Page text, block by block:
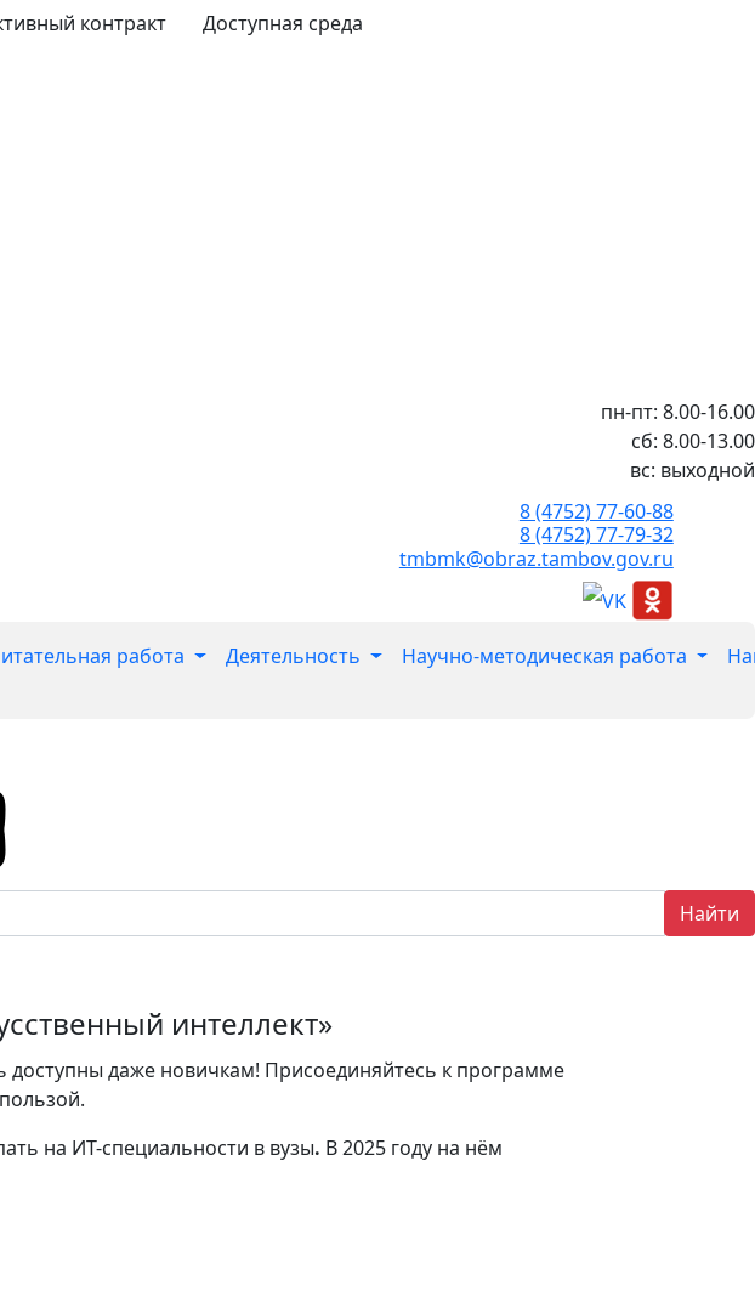
контракт Доступная среда
пн-пт: 8.00-16.00
сб: 8.00-13.00
вс: выходной
8 (4752) 77-60-88
8 (4752) 77-79-32
tmbmk@obraz.tambov.gov.ru
работа Деятельность Научно-методическая работа
Найти
интеллект»
даже новичкам! Присоединяйтесь к программе
на ИТ-специальности в вузы. В 2025 году на нём